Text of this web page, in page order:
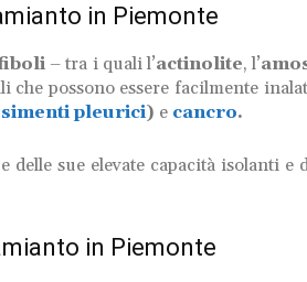
in Piemonte
– tra i quali l’actinolite, l’
possono essere facilmente
pleurici) e cancro.
delle sue elevate capacità isolanti
in Piemonte